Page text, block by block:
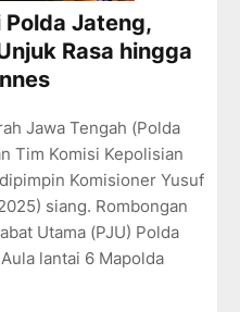
Polda Jateng,
Rasa hingga
Jawa Tengah (Polda
Tim Komisi Kepolisian
Komisioner Yusuf
siang. Rombongan
Utama (PJU) Polda
lantai 6 Mapolda